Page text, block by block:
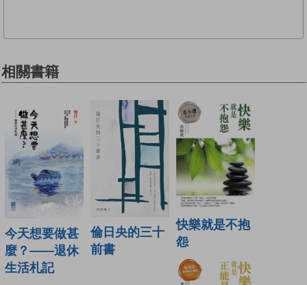
相關書籍
今天想要做甚
麼？——退休
生活札記
倫日央的三十
前書
快樂就是不抱
怨